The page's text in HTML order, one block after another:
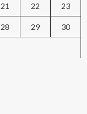
21 22 23
28 29 30